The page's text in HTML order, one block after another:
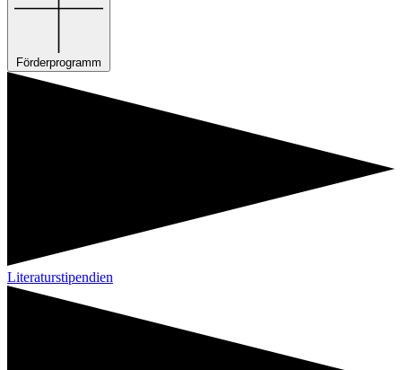
Förderprogramm
Literaturstipendien